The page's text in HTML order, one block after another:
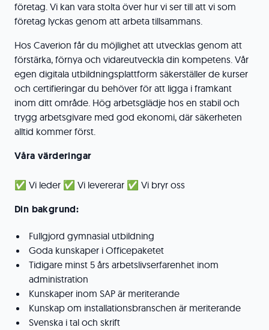
företag. Vi kan vara stolta över hur vi ser till att vi som
företag lyckas genom att arbeta tillsammans.
Hos Caverion får du möjlighet att utvecklas genom att
förstärka, förnya och vidareutveckla din kompetens. Vår
egen digitala utbildningsplattform säkerställer de kurser
och certifieringar du behöver för att ligga i framkant
inom ditt område. Hög arbetsglädje hos en stabil och
trygg arbetsgivare med god ekonomi, där säkerheten
alltid kommer först.
Våra värderingar
✅ Vi leder ✅ Vi levererar ✅ Vi bryr oss
Din bakgrund:
Fullgjord gymnasial utbildning
Goda kunskaper i Officepaketet
Tidigare minst 5 års arbetslivserfarenhet inom
administration
Kunskaper inom SAP är meriterande
Kunskap om installationsbranschen är meriterande
Svenska i tal och skrift